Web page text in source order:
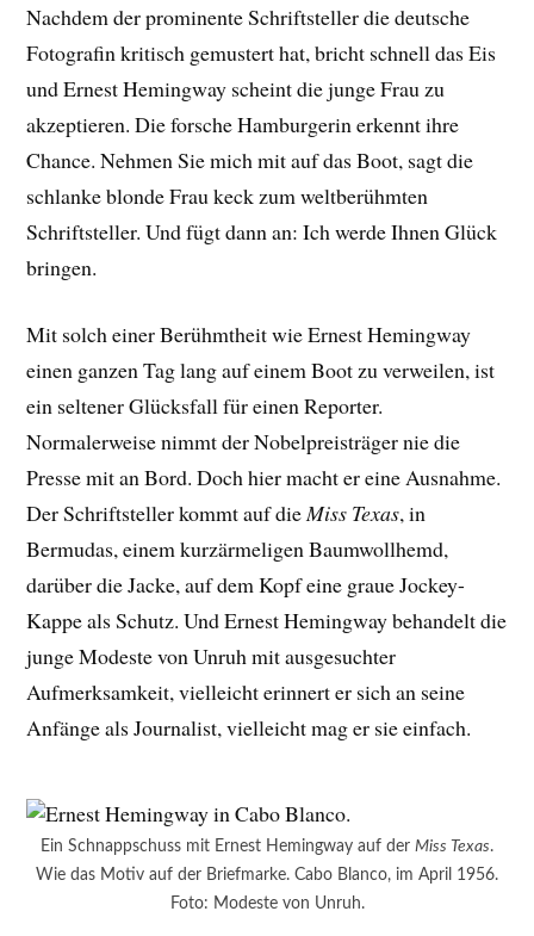
Nachdem der prominente Schriftsteller die deutsche
Fotografin kritisch gemustert hat, bricht schnell das Eis
und Ernest Hemingway scheint die junge Frau zu
akzeptieren. Die forsche Hamburgerin erkennt ihre
Chance. Nehmen Sie mich mit auf das Boot, sagt die
schlanke blonde Frau keck zum weltberühmten
Schriftsteller. Und fügt dann an: Ich werde Ihnen Glück
bringen.
Mit solch einer Berühmtheit wie Ernest Hemingway
einen ganzen Tag lang auf einem Boot zu verweilen, ist
ein seltener Glücksfall für einen Reporter.
Normalerweise nimmt der Nobelpreisträger nie die
Presse mit an Bord. Doch hier macht er eine Ausnahme.
Der Schriftsteller kommt auf dieMiss Texas, in
Bermudas, einem kurzärmeligen Baumwollhemd,
darüber die Jacke, auf dem Kopf eine graue Jockey-
Kappe als Schutz. Und Ernest Hemingway behandelt die
junge Modeste von Unruh mit ausgesuchter
Aufmerksamkeit, vielleicht erinnert er sich an seine
Anfänge als Journalist, vielleicht mag er sie einfach.
Ein Schnappschuss mit Ernest Hemingway auf der Miss Texas.
Wie das Motiv auf der Briefmarke. Cabo Blanco, im April 1956.
Foto: Modeste von Unruh.